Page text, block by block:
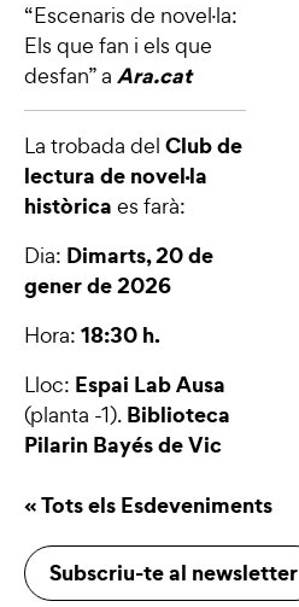
“Escenaris de novel·la:
Els que fan i els que
desfan” a Ara.cat
La trobada del Club de
lectura de novel·la
històrica es farà:
Dia: Dimarts, 20 de
gener de 2026
Hora: 18:30 h.
Lloc: Espai Lab Ausa
(planta -1). Biblioteca
Pilarin Bayés de Vic
« Tots els Esdeveniments
Subscriu-te al newsletter